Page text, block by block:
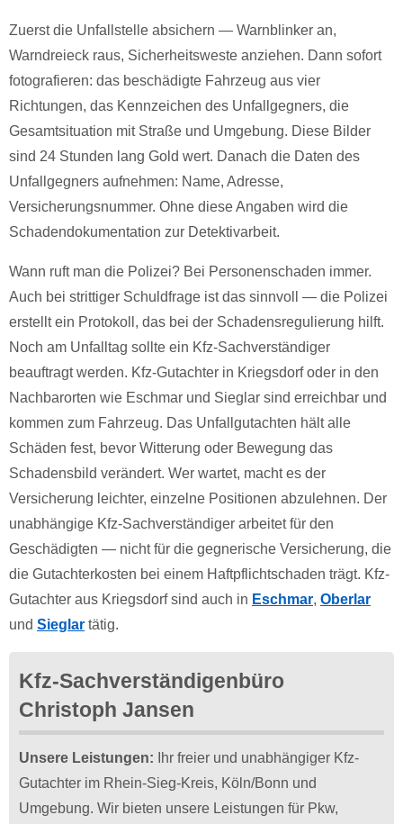
Zuerst die Unfallstelle absichern — Warnblinker an,
Warndreieck raus, Sicherheitsweste anziehen. Dann sofort
fotografieren: das beschädigte Fahrzeug aus vier
Richtungen, das Kennzeichen des Unfallgegners, die
Gesamtsituation mit Straße und Umgebung. Diese Bilder
sind 24 Stunden lang Gold wert. Danach die Daten des
Unfallgegners aufnehmen: Name, Adresse,
Versicherungsnummer. Ohne diese Angaben wird die
Schadendokumentation zur Detektivarbeit.
Wann ruft man die Polizei? Bei Personenschaden immer.
Auch bei strittiger Schuldfrage ist das sinnvoll — die Polizei
erstellt ein Protokoll, das bei der Schadensregulierung hilft.
Noch am Unfalltag sollte ein Kfz-Sachverständiger
beauftragt werden. Kfz-Gutachter in Kriegsdorf oder in den
Nachbarorten wie Eschmar und Sieglar sind erreichbar und
kommen zum Fahrzeug. Das Unfallgutachten hält alle
Schäden fest, bevor Witterung oder Bewegung das
Schadensbild verändert. Wer wartet, macht es der
Versicherung leichter, einzelne Positionen abzulehnen. Der
unabhängige Kfz-Sachverständiger arbeitet für den
Geschädigten — nicht für die gegnerische Versicherung, die
die Gutachterkosten bei einem Haftpflichtschaden trägt. Kfz-
Gutachter aus Kriegsdorf sind auch in Eschmar, Oberlar
und Sieglar tätig.
Kfz-Sachverständigenbüro
Christoph Jansen
Unsere Leistungen: Ihr freier und unabhängiger Kfz-
Gutachter im Rhein-Sieg-Kreis, Köln/Bonn und
Umgebung. Wir bieten unsere Leistungen für Pkw,